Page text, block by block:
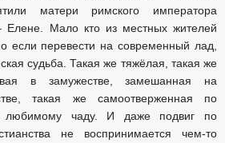
матери римского императора
Елене. Мало кто из местных жителей
если перевести на современный лад,
судьба. Такая же тяжёлая, такая же
в замужестве, замешанная на
такая же самоотверженная по
любимому чаду. И даже подвиг по
не воспринимается чем-то